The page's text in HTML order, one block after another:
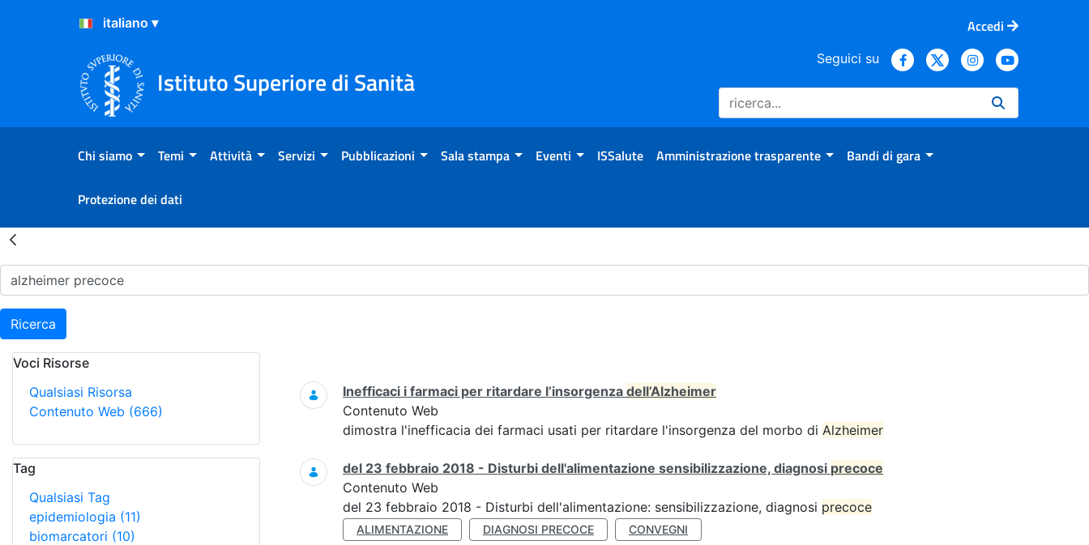
Salta al Contenuto
Salta al Footer
Accedi
Istituto Superiore di Sanità
Seguici su
Chi siamo Temi Attività Servizi Pubblicazioni Sala stampa Eventi ISSalute Amministrazione trasparente Bandi di gara
Protezione dei dati
Risultati della Ricerca - Home
Ricerca
Voci Risorse
Qualsiasi Risorsa
Contenuto Web (666)
Tag
Qualsiasi Tag
epidemiologia (11)
biomarcatori (10)
Ricerca
Inefficaci i farmaci per ritardare l’insorgenza dell’Alzheimer
Contenuto Web
dimostra l'inefficacia dei farmaci usati per ritardare l'insorgenza del morbo di Alzheimer
del 23 febbraio 2018 - Disturbi dell'alimentazione sensibilizzazione, diagnosi precoce
Contenuto Web
del 23 febbraio 2018 - Disturbi dell'alimentazione: sensibilizzazione, diagnosi precoce
ALIMENTAZIONE DIAGNOSI PRECOCE CONVEGNI